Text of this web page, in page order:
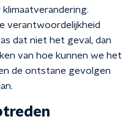
verantwoordelijkheid
dat niet het geval, dan
van hoe kunnen we het
de ontstane gevolgen